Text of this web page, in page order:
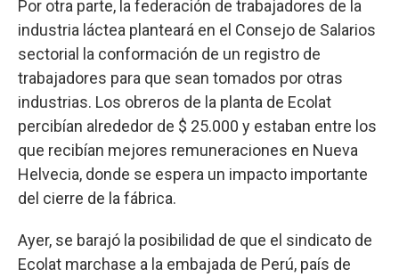
Por otra parte, la federación de trabajadores de la
industria láctea planteará en el Consejo de Salarios
sectorial la conformación de un registro de
trabajadores para que sean tomados por otras
industrias. Los obreros de la planta de Ecolat
percibían alrededor de $ 25.000 y estaban entre los
que recibían mejores remuneraciones en Nueva
Helvecia, donde se espera un impacto importante
del cierre de la fábrica.
Ayer, se barajó la posibilidad de que el sindicato de
Ecolat marchase a la embajada de Perú, país de